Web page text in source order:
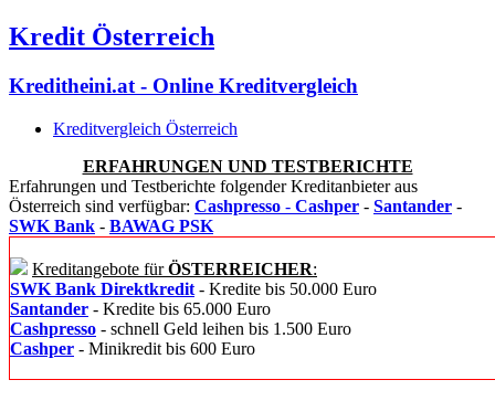
Kredit Österreich
Kreditheini.at - Online Kreditvergleich
Kreditvergleich Österreich
ERFAHRUNGEN UND TESTBERICHTE
Erfahrungen und Testberichte folgender Kreditanbieter aus
Österreich sind verfügbar: Cashpresso - Cashper - Santander -
SWK Bank - BAWAG PSK
Kreditangebote fürÖSTERREICHER:
SWK Bank Direktkredit - Kredite bis 50.000 Euro
Santander - Kredite bis 65.000 Euro
Cashpresso - schnell Geld leihen bis 1.500 Euro
Cashper - Minikredit bis 600 Euro